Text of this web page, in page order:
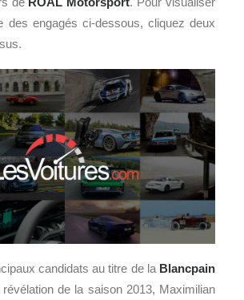
des engagés ci-dessous, cliquez deux
candidats au titre de la Blancpain
de la saison 2013, Maximilian